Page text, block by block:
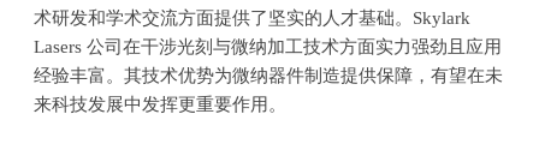
术研发和学术交流方面提供了坚实的人才基础。 Skylark
Lasers公司在干涉光刻与微纳加工技术方面实力强劲且应用
经验丰富。其技术优势为微纳器件制造提供保障，有望在未
来科技发展中发挥更重要作用。